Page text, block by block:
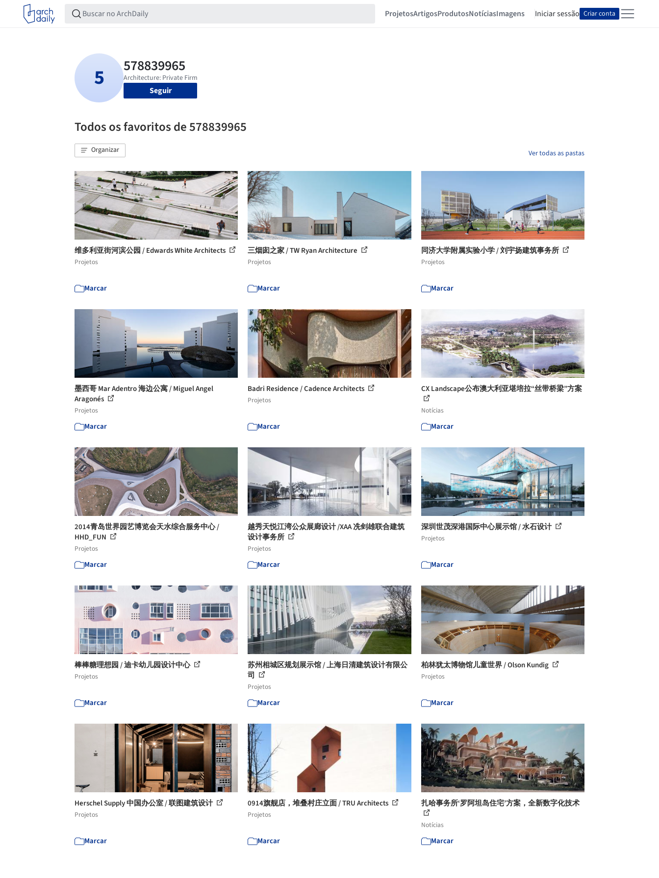
ProjetosArtigosProdutosNotíciasImagens Iniciar sessão Criar conta
Seguir
Todos os favoritos de 578839965
Organizar Ver todas as pastas
维多利亚街河滨公园 / Edwards White Architects
Projetos
Marcar
三烟囱之家 / TW Ryan Architecture
Projetos
Marcar
同济大学附属实验小学 / 刘宇扬建筑事务所
Projetos
Marcar
墨西哥 Mar Adentro 海边公寓 / Miguel Angel
Aragonés
Projetos
Marcar
Badri Residence / Cadence Architects
Projetos
Marcar
CX Landscape公布澳大利亚堪培拉“丝带桥梁”方案
Notícias
Marcar
2014青岛世界园艺博览会天水综合服务中心 /
HHD_FUN
Projetos
Marcar
越秀天悦江湾公众展廊设计 /XAA 冼剑雄联合建筑
设计事务所
Projetos
Marcar
深圳世茂深港国际中心展示馆 / 水石设计
Projetos
Marcar
棒棒糖理想园 / 迪卡幼儿园设计中心
Projetos
Marcar
苏州相城区规划展示馆 / 上海日清建筑设计有限公
司
Projetos
Marcar
柏林犹太博物馆儿童世​​界 / Olson Kundig
Projetos
Marcar
Herschel Supply 中国办公室 / 联图建筑设计
Projetos
Marcar
0914旗舰店，堆叠村庄立面 / TRU Architects
Projetos
Marcar
扎哈事务所‘罗阿坦岛住宅’方案，全新数字化技术
Notícias
Marcar